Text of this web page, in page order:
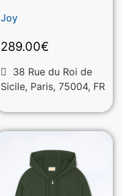
Joy
289.00€
38 Rue du Roi de
Sicile, Paris, 75004, FR